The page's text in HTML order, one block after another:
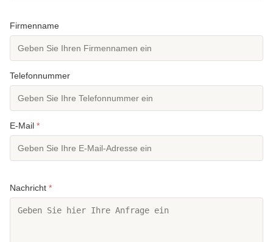
Firmenname
Telefonnummer
E-Mail *
Nachricht *